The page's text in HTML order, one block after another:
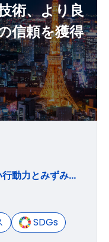
術、より良
信頼を獲得
誠実と信頼を第一として 力強い行動力とみずみずしい感性で 未来に向かって挑戦し 活動領域の拡充とグループ力の 強化を図り 関連する人々の幸福を確保する。
SDGs